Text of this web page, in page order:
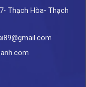
Thạch Hòa- Thạch